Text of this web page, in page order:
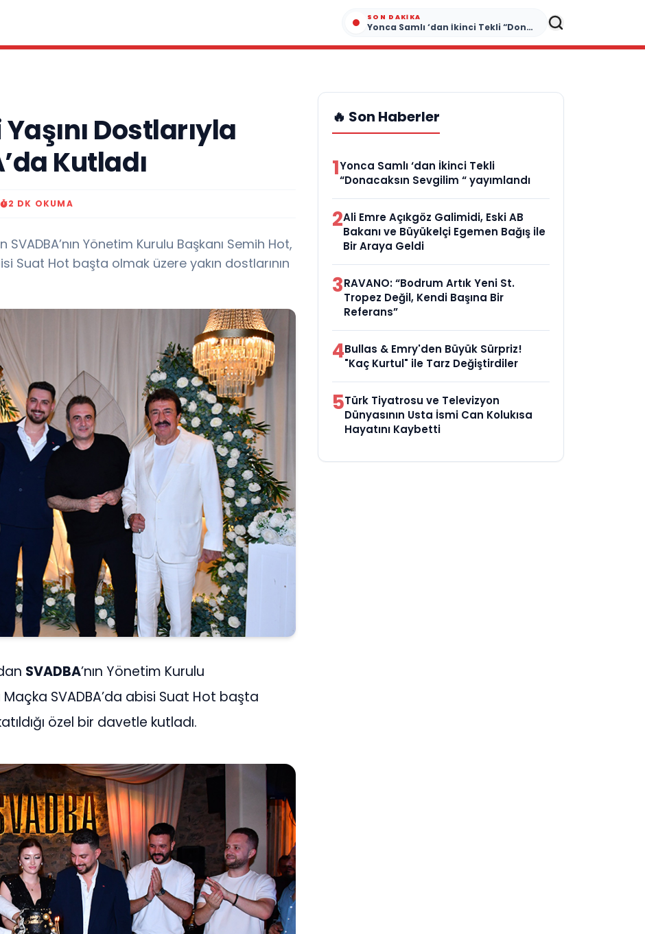
SON DAKIKA
Yonca Samlı ‘dan İkinci Tekli “Donacaksın Sevgilim “ yayımlandı
Dostlarıyla
Kutladı
2 DK OKUMA
Yönetim Kurulu Başkanı Semih Hot,
Suat Hot başta olmak üzere yakın dostlarının
SVADBA’nın Yönetim Kurulu
Maçka SVADBA’da abisi Suat Hot başta
özel bir davetle kutladı.
🔥 Son Haberler
1Yonca Samlı ‘dan İkinci Tekli
“Donacaksın Sevgilim “ yayımlandı
2Ali Emre Açıkgöz Galimidi, Eski AB
Bakanı ve Büyükelçi Egemen Bağış ile
Bir Araya Geldi
3RAVANO: “Bodrum Artık Yeni St.
Tropez Değil, Kendi Başına Bir
Referans”
4Bullas & Emry'den Büyük Sürpriz!
"Kaç Kurtul" ile Tarz Değiştirdiler
5Türk Tiyatrosu ve Televizyon
Dünyasının Usta İsmi Can Kolukısa
Hayatını Kaybetti